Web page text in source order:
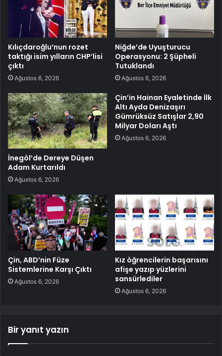
Kılıçdaroğlu’nun rozet
taktığı isim yılların CHP’lisi
çıktı
Ağustos 6, 2026
Niğde’de Uyuşturucu
Operasyonu: 2 Şüpheli
Tutuklandı
Ağustos 6, 2026
İnegöl’de Dereye Düşen
Adam Kurtarıldı
Ağustos 6, 2026
Çin’in Hainan Eyaletinde İlk
Altı Ayda Denizaşırı
Gümrüksüz Satışlar 2,90
Milyar Doları Aştı
Ağustos 6, 2026
Çin, ABD’nin Füze
Sistemlerine Karşı Çıktı
Ağustos 6, 2026
Kız öğrencilerin başarısını
afişe yazıp yüzlerini
sansürlediler
Ağustos 6, 2026
Bir yanıt yazın